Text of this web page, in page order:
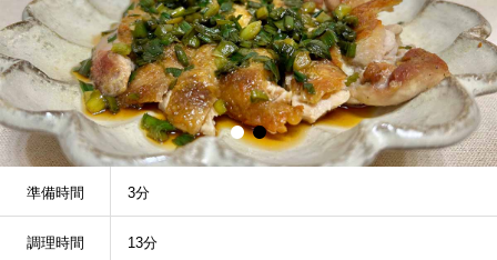
準備時間 3分
調理時間 13分